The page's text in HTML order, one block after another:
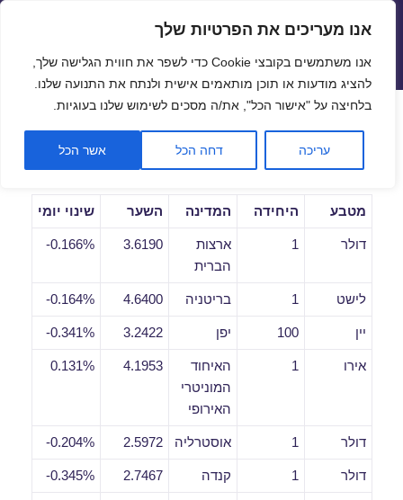
פתח
אנו מעריכים את הפרטיות שלך
אנו משתמשים בקובצי Cookie כדי לשפר את חווית הגלישה שלך,
להציג מודעות או תוכן מותאמים אישית ולנתח את התנועה שלנו.
בלחיצה על "אישור הכל", את/ה מסכים לשימוש שלנו בעוגיות.
עריכה דחה הכל אשר הכל
שערי חליפין יציגים – שער יציג
תפריטים
ווידג'טים
שערי חליפין יומיים לתאריך
05/09/2018
מטבע היחידה המדינה השער שינוי יומי
דולר 1
ארצות
הברית
3.6190
0.166%-
לישט 1 בריטניה 4.6400
0.164%-
יין 100 יפן 3.2422
0.341%-
אירו 1
האיחוד
המוניטרי
האירופי
4.1953
0.131%
דולר 1 אוסטרליה 2.5972
0.204%-
דולר 1 קנדה 2.7467
0.345%-